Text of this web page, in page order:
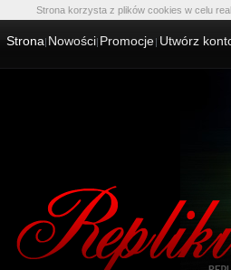
Strona korzysta z plików cookies w celu
Strona Nowości Promocje Utwórz